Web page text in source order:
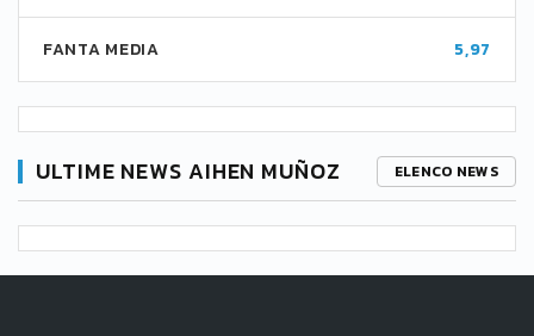
FANTA MEDIA 5,97
ULTIME NEWS AIHEN MUÑOZ ELENCO NEWS